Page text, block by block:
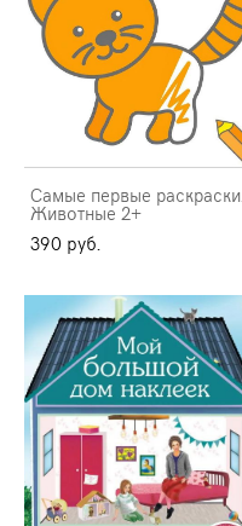
Самые первые раскраски.
Животные 2+
390 pуб.